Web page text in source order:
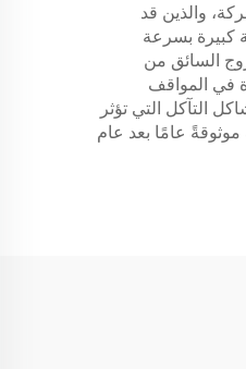
والذين قد
كبيرة بسرعة
السائق من
في المواقف
التآكل التي تؤثر
عامًا بعد عام